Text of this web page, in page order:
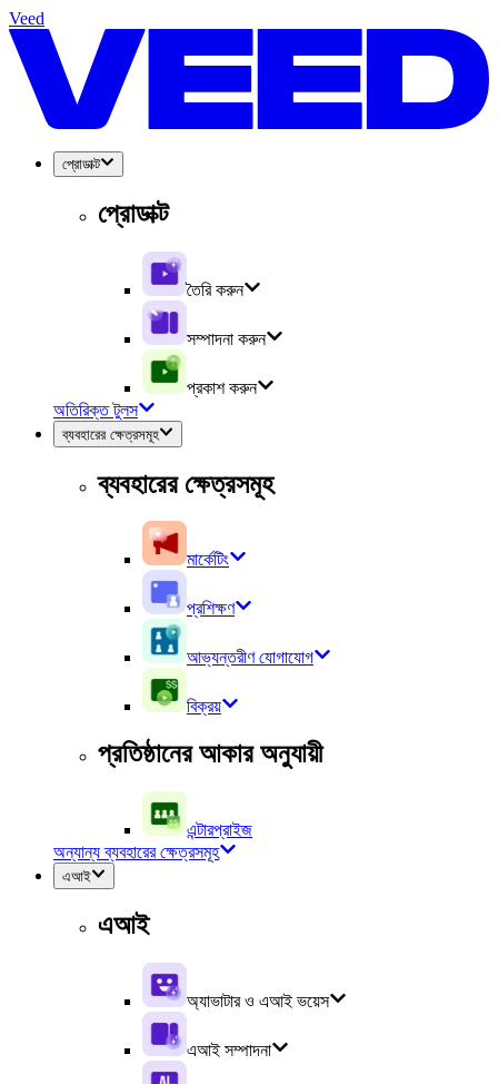
Veed
প্রোডাক্ট
প্রোডাক্ট
তৈরি করুন
সম্পাদনা করুন
প্রকাশ করুন
অতিরিক্ত টুলস
ব্যবহারের ক্ষেত্রসমূহ
ব্যবহারের ক্ষেত্রসমূহ
মার্কেটিং
প্রশিক্ষণ
আভ্যন্তরীণ যোগাযোগ
বিক্রয়
প্রতিষ্ঠানের আকার অনুযায়ী
এন্টারপ্রাইজ
অন্যান্য ব্যবহারের ক্ষেত্রসমূহ
এআই
এআই
অ্যাভাটার ও এআই ভয়েস
এআই সম্পাদনা